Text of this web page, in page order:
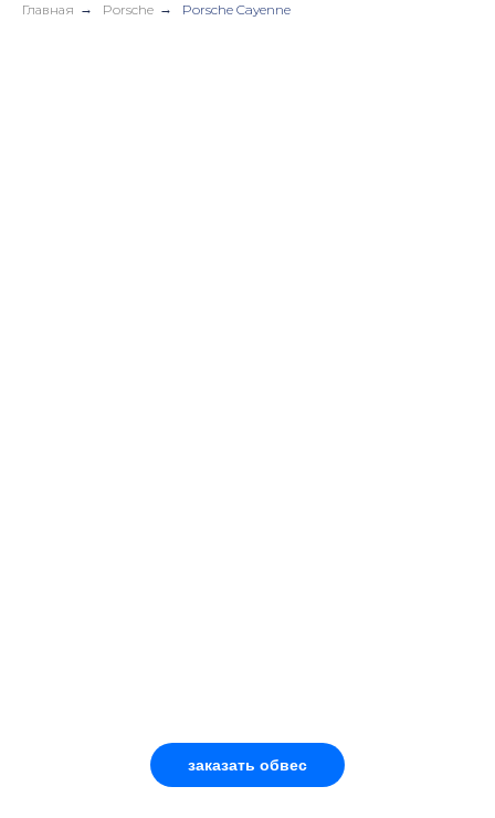
Главная → Porsche → Porsche Cayenne
заказать обвес